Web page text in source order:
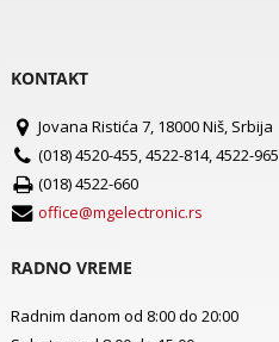
KONTAKT
Jovana Ristića 7, 18000 Niš, Srbija
(018) 4520-455, 4522-814, 4522-965
(018) 4522-660
office@mgelectronic.rs
RADNO VREME
Radnim danom od 8:00 do 20:00